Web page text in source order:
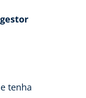
tenha